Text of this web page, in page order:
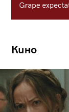
Grape
Кино